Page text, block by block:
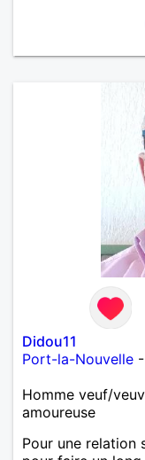
vie. Les restos,
avec leurs
Didou11
Port-la-Nouvelle -
Homme veuf/
amoureuse
Pour une relation